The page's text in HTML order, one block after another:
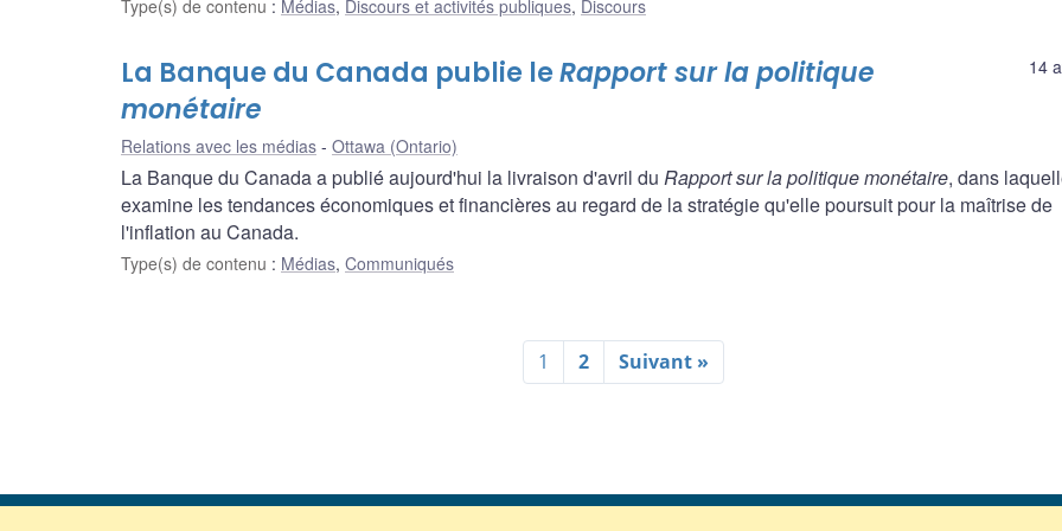
Type(s) de contenu : Médias, Discours et activités publiques, Discours
14
La Banque du Canada publie leRapport sur la politique
monétaire
Relations avec les médias Ottawa (Ontario)
La Banque du Canada a publié aujourd'hui la livraison d'avril du Rapport sur la politique monétaire, dans
examine les tendances économiques et financières au regard de la stratégie qu'elle poursuit pour la maîtrise de
l'inflation au Canada.
Type(s) de contenu : Médias, Communiqués
1 2 Suivant »